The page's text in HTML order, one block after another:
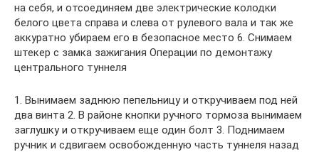
на себя, и отсоединяем две электрические колодки
белого цвета справа и слева от рулевого вала и так же
аккуратно убираем его в безопасное место 6. Снимаем
штекер с замка зажигания Операции по демонтажу
центрального туннеля
1. Вынимаем заднюю пепельницу и откручиваем под ней
два винта 2. В районе кнопки ручного тормоза вынимаем
заглушку и откручиваем еще один болт 3. Поднимаем
ручник и сдвигаем освобожденную часть туннеля назад